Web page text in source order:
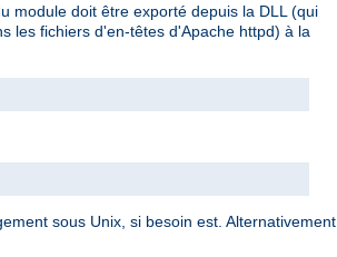
module doit être exporté depuis la DLL (qui
les fichiers d'en-têtes d'Apache httpd) à la
sous Unix, si besoin est. Alternativement,